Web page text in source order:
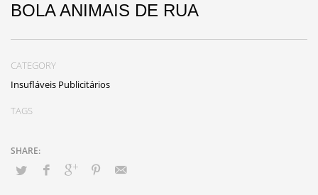
BOLA ANIMAIS DE RUA
CATEGORY
Insufláveis Publicitários
TAGS